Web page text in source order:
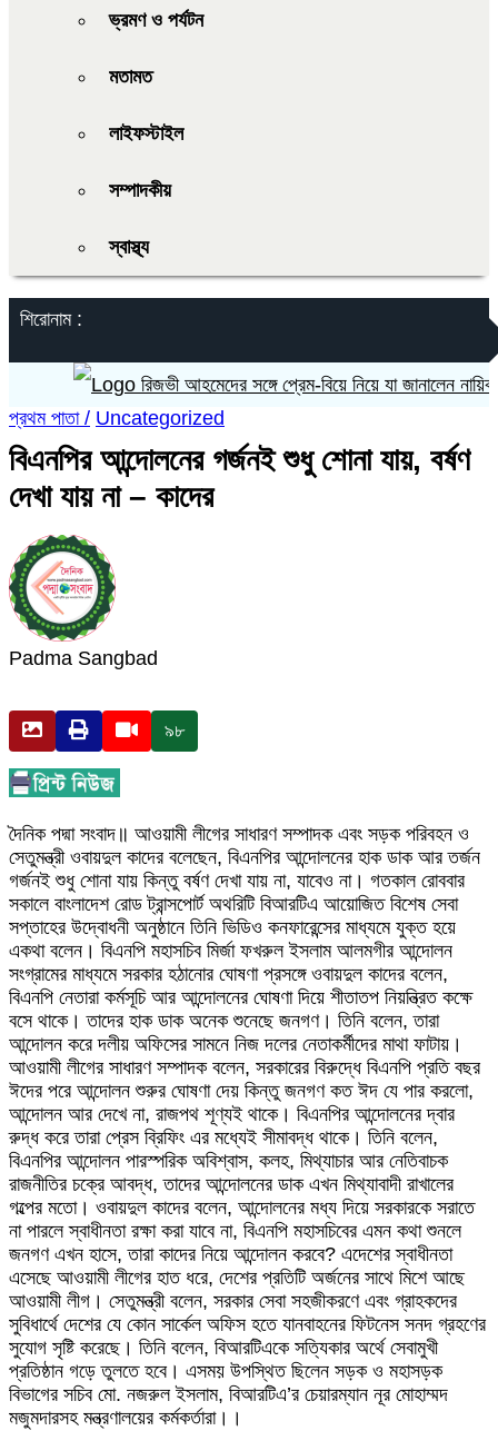
ভ্রমণ ও পর্যটন
মতামত
লাইফস্টাইল
সম্পাদকীয়
স্বাস্থ্য
শিরোনাম :
রিজভী আহমেদের সঙ্গে প্রেম-বিয়ে নিয়ে যা জানালেন নায়িকা
প্রথম পাতা / Uncategorized
বিএনপির আন্দোলনের গর্জনই শুধু শোনা যায়, বর্ষণ
দেখা যায় না – কাদের
Padma Sangbad
৯৮
দৈনিক পদ্মা সংবাদ॥ আওয়ামী লীগের সাধারণ সম্পাদক এবং সড়ক পরিবহন ও
সেতুমন্ত্রী ওবায়দুল কাদের বলেছেন, বিএনপির আন্দোলনের হাক ডাক আর তর্জন
গর্জনই শুধু শোনা যায় কিন্তু বর্ষণ দেখা যায় না, যাবেও না। গতকাল রোববার
সকালে বাংলাদেশ রোড ট্রান্সপোর্ট অথরিটি বিআরটিএ আয়োজিত বিশেষ সেবা
সপ্তাহের উদ্বোধনী অনুষ্ঠানে তিনি ভিডিও কনফারেন্সের মাধ্যমে যুক্ত হয়ে
একথা বলেন। বিএনপি মহাসচিব মির্জা ফখরুল ইসলাম আলমগীর আন্দোলন
সংগ্রামের মাধ্যমে সরকার হঠানোর ঘোষণা প্রসঙ্গে ওবায়দুল কাদের বলেন,
বিএনপি নেতারা কর্মসূচি আর আন্দোলনের ঘোষণা দিয়ে শীতাতপ নিয়ন্ত্রিত কক্ষে
বসে থাকে। তাদের হাক ডাক অনেক শুনেছে জনগণ। তিনি বলেন, তারা
আন্দোলন করে দলীয় অফিসের সামনে নিজ দলের নেতাকর্মীদের মাথা ফাটায়।
আওয়ামী লীগের সাধারণ সম্পাদক বলেন, সরকারের বিরুদ্ধে বিএনপি প্রতি বছর
ঈদের পরে আন্দোলন শুরুর ঘোষণা দেয় কিন্তু জনগণ কত ঈদ যে পার করলো,
আন্দোলন আর দেখে না, রাজপথ শূণ্যই থাকে। বিএনপির আন্দোলনের দ্বার
রুদ্ধ করে তারা প্রেস ব্রিফিং এর মধ্যেই সীমাবদ্ধ থাকে। তিনি বলেন,
বিএনপির আন্দোলন পারস্পরিক অবিশ্বাস, কলহ, মিথ্যাচার আর নেতিবাচক
রাজনীতির চক্রে আবদ্ধ, তাদের আন্দোলনের ডাক এখন মিথ্যাবাদী রাখালের
গল্পের মতো। ওবায়দুল কাদের বলেন, আন্দোলনের মধ্য দিয়ে সরকারকে সরাতে
না পারলে স্বাধীনতা রক্ষা করা যাবে না, বিএনপি মহাসচিবের এমন কথা শুনলে
জনগণ এখন হাসে, তারা কাদের নিয়ে আন্দোলন করবে? এদেশের স্বাধীনতা
এসেছে আওয়ামী লীগের হাত ধরে, দেশের প্রতিটি অর্জনের সাথে মিশে আছে
আওয়ামী লীগ। সেতুমন্ত্রী বলেন, সরকার সেবা সহজীকরণে এবং গ্রাহকদের
সুবিধার্থে দেশের যে কোন সার্কেল অফিস হতে যানবাহনের ফিটনেস সনদ গ্রহণের
সুযোগ সৃষ্টি করেছে। তিনি বলেন, বিআরটিএকে সত্যিকার অর্থে সেবামুখী
প্রতিষ্ঠান গড়ে তুলতে হবে। এসময় উপস্থিত ছিলেন সড়ক ও মহাসড়ক
বিভাগের সচিব মো. নজরুল ইসলাম, বিআরটিএ’র চেয়ারম্যান নূর মোহাম্মদ
মজুমদারসহ মন্ত্রণালয়ের কর্মকর্তারা।।